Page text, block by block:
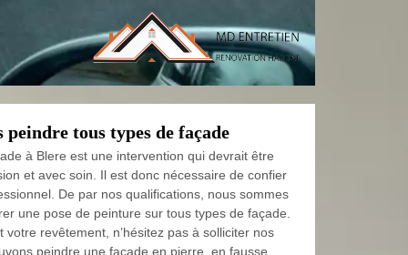
peindre tous types de façade
à Blere est une intervention qui devrait être
et avec soin. Il est donc nécessaire de confier
De par nos qualifications, nous sommes
une pose de peinture sur tous types de façade.
votre revêtement, n’hésitez pas à solliciter nos
peindre une façade en pierre, en fausse